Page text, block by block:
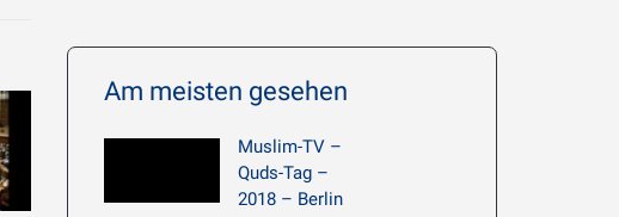
Am meisten gesehen
Muslim-TV –
Quds-Tag –
2018 – Berlin